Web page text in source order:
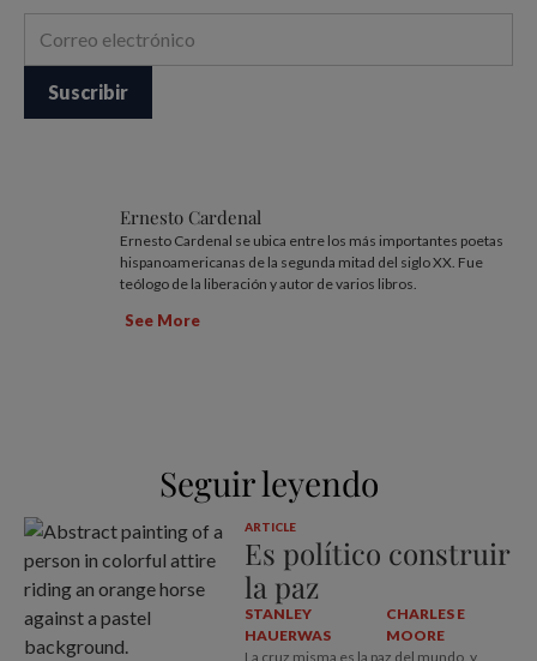
Ernesto Cardenal
Ernesto Cardenal se ubica entre los más importantes poetas
hispanoamericanas de la segunda mitad del siglo XX. Fue
teólogo de la liberación y autor de varios libros.
See More
Seguir leyendo
ARTICLE
Es político construir
la paz
STANLEY
HAUERWAS
CHARLES E
MOORE
La cruz misma es la paz del mundo, y